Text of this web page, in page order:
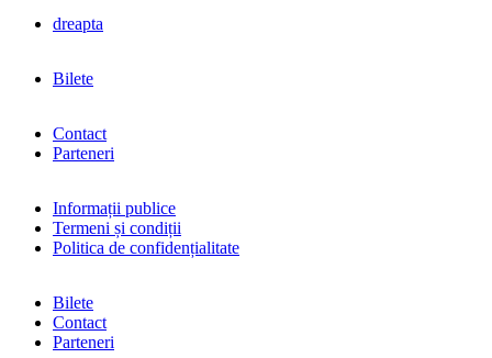
dreapta
Bilete
Contact
Parteneri
Informații publice
Termeni și condiții
Politica de confidențialitate
Bilete
Contact
Parteneri